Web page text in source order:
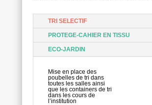
TRI SELECTIF
PROTEGE-CAHIER EN TISSU
ECO-JARDIN
Mise en place des
poubelles de tri dans
toutes les salles ainsi
que les containers de tri
dans les cours de
l’institution